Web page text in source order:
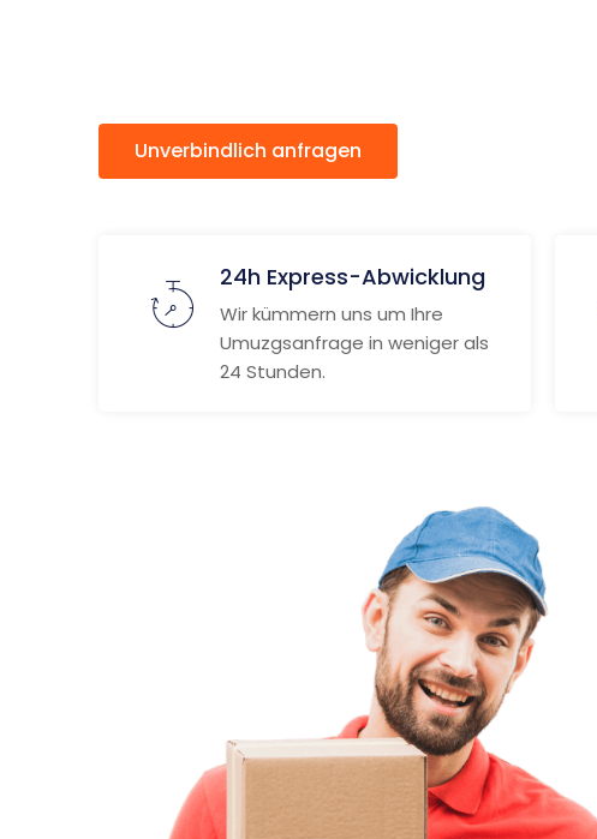
Unverbindlich anfragen
24h Express-Abwicklung
Wir kümmern uns um Ihre
Umuzgsanfrage in weniger als
24 Stunden.